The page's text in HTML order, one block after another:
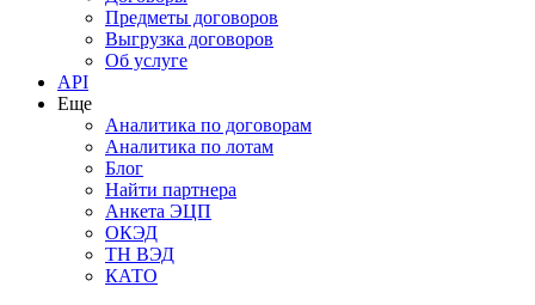
Предметы договоров
Выгрузка договоров
Об услуге
API
Еще
Аналитика по договорам
Аналитика по лотам
Блог
Найти партнера
Анкета ЭЦП
ОКЭД
ТН ВЭД
КАТО